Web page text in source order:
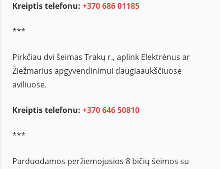
Kreiptis telefonu: +370 686 01185
***
Pirkčiau dvi šeimas Trakų r., aplink Elektrėnus ar
Žiežmarius apgyvendinimui daugiaaukščiuose
aviliuose.
Kreiptis telefonu: +370 646 50810
***
Parduodamos peržiemojusios 8 bičių šeimos su